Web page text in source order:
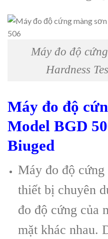
Máy đo độ
Hardness
Máy đo độ
Model BGD
Biuged
Máy đo độ cứng
thiết bị chuyên
đo độ cứng của
mặt khác nhau.